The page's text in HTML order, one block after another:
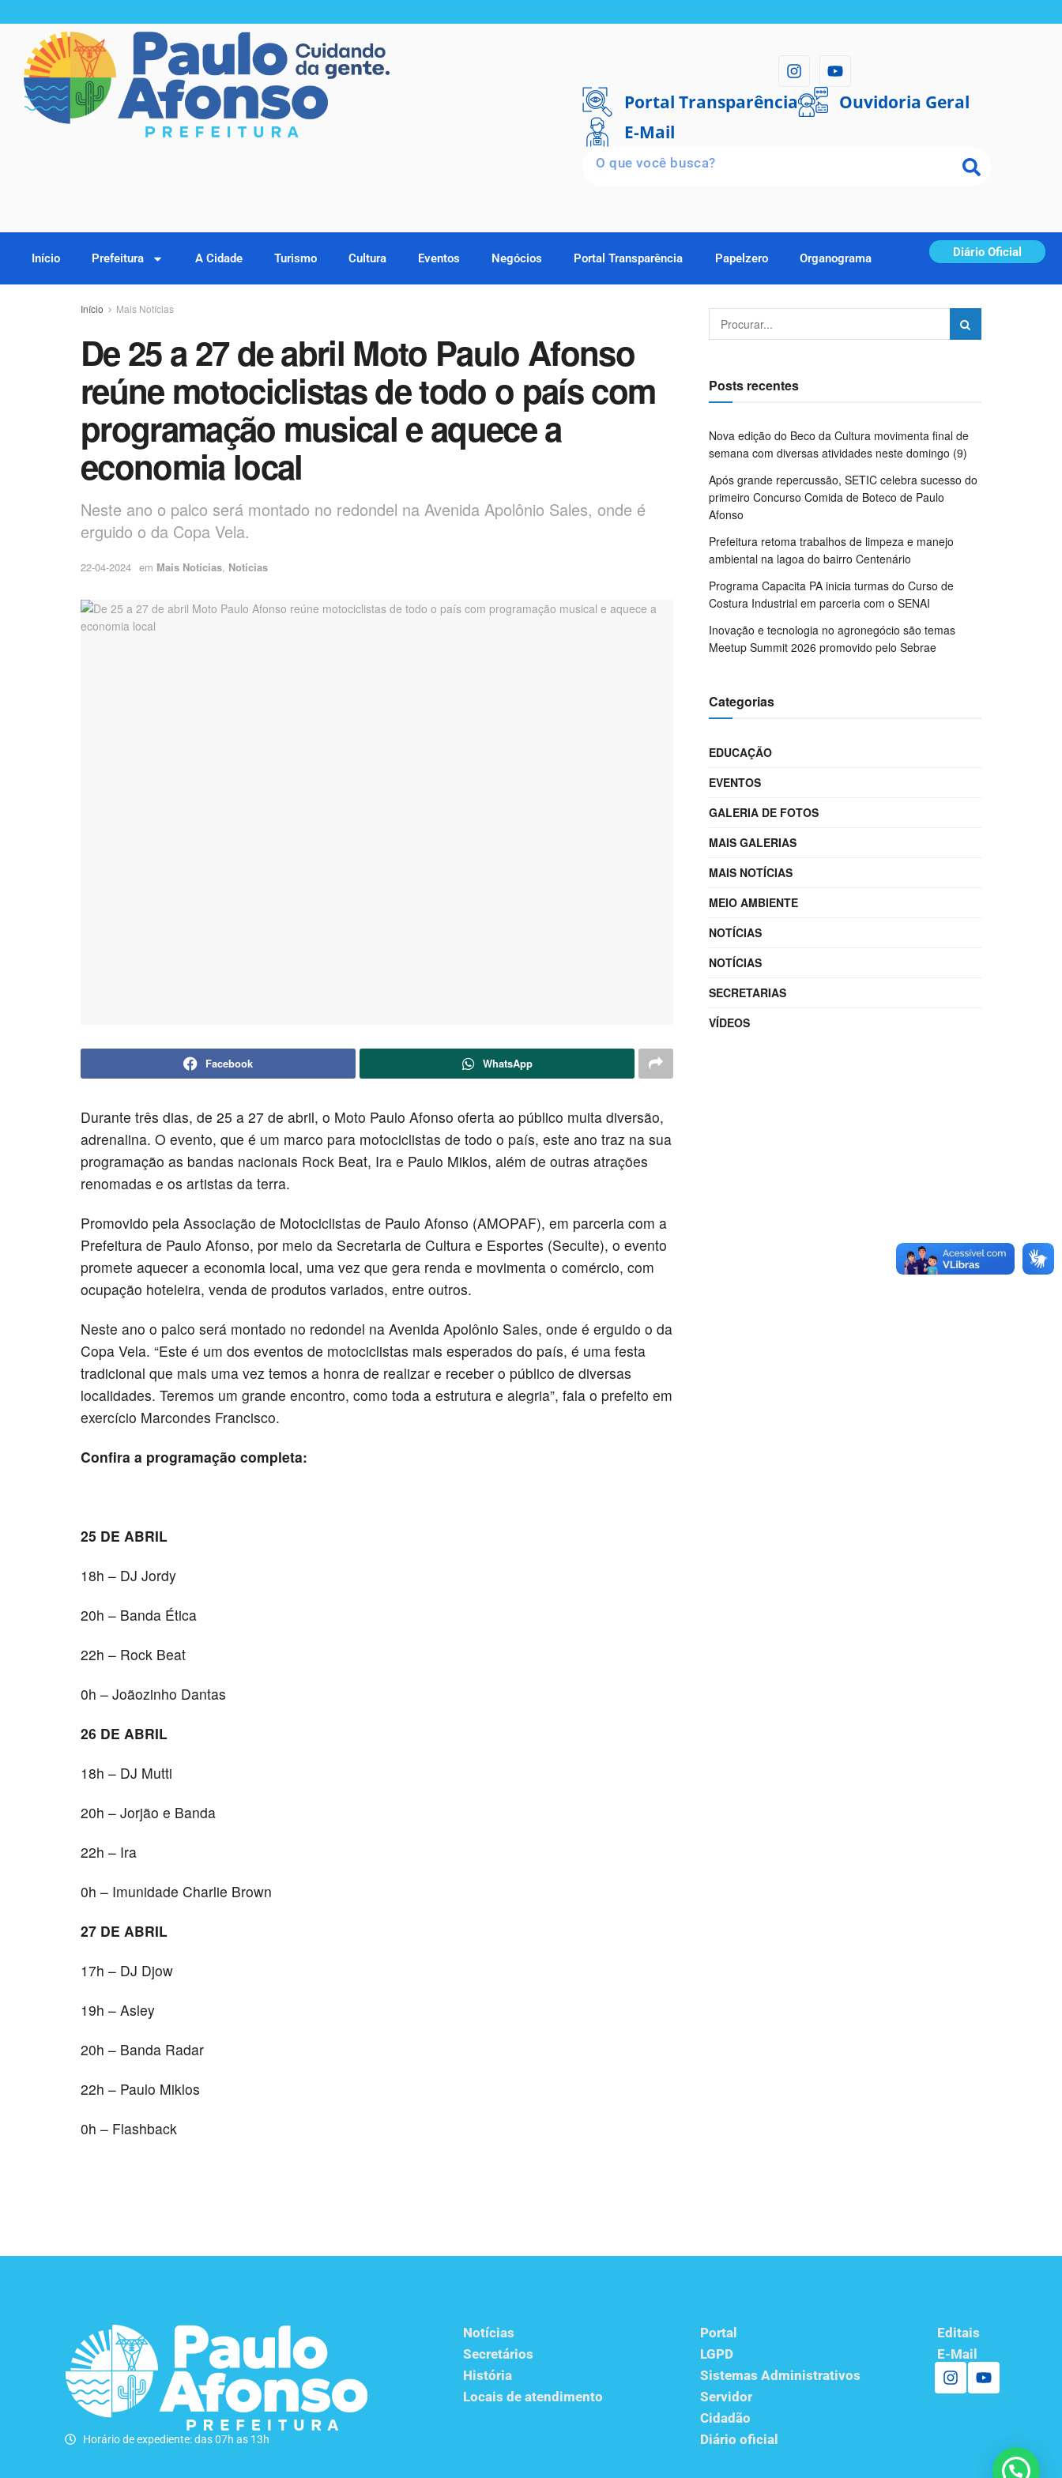
Portal Transparência
Ouvidoria Geral
E-Mail
Início Prefeitura A Cidade Turismo Cultura Eventos Negócios Portal Transparência Papelzero Organograma Diário Oficial
Início Mais Notícias
De 25 a 27 de abril Moto Paulo Afonso
reúne motociclistas de todo o país com
programação musical e aquece a
economia local
Neste ano o palco será montado no redondel na Avenida Apolônio Sales, onde é
erguido o da Copa Vela.
22-04-2024 em Mais Notícias, Notícias
Facebook WhatsApp
Durante três dias, de 25 a 27 de abril, o Moto Paulo Afonso oferta ao público muita diversão,
adrenalina. O evento, que é um marco para motociclistas de todo o país, este ano traz na sua
programação as bandas nacionais Rock Beat, Ira e Paulo Miklos, além de outras atrações
renomadas e os artistas da terra.
Promovido pela Associação de Motociclistas de Paulo Afonso (AMOPAF), em parceria com a
Prefeitura de Paulo Afonso, por meio da Secretaria de Cultura e Esportes (Seculte), o evento
promete aquecer a economia local, uma vez que gera renda e movimenta o comércio, com
ocupação hoteleira, venda de produtos variados, entre outros.
Neste ano o palco será montado no redondel na Avenida Apolônio Sales, onde é erguido o da
Copa Vela. “Este é um dos eventos de motociclistas mais esperados do país, é uma festa
tradicional que mais uma vez temos a honra de realizar e receber o público de diversas
localidades. Teremos um grande encontro, como toda a estrutura e alegria”, fala o prefeito em
exercício Marcondes Francisco.
Confira a programação completa:
25 DE ABRIL
18h – DJ Jordy
20h – Banda Ética
22h – Rock Beat
0h – Joãozinho Dantas
26 DE ABRIL
18h – DJ Mutti
20h – Jorjão e Banda
22h – Ira
0h – Imunidade Charlie Brown
27 DE ABRIL
17h – DJ Djow
19h – Asley
20h – Banda Radar
22h – Paulo Miklos
0h – Flashback
Posts recentes
Nova edição do Beco da Cultura movimenta final de
semana com diversas atividades neste domingo (9)
Após grande repercussão, SETIC celebra sucesso do
primeiro Concurso Comida de Boteco de Paulo
Afonso
Prefeitura retoma trabalhos de limpeza e manejo
ambiental na lagoa do bairro Centenário
Programa Capacita PA inicia turmas do Curso de
Costura Industrial em parceria com o SENAI
Inovação e tecnologia no agronegócio são temas
Meetup Summit 2026 promovido pelo Sebrae
Categorias
EDUCAÇÃO
EVENTOS
GALERIA DE FOTOS
MAIS GALERIAS
MAIS NOTÍCIAS
MEIO AMBIENTE
NOTÍCIAS
NOTÍCIAS
SECRETARIAS
VÍDEOS
Horário de expediente: das 07h as 13h
Notícias
Secretários
História
Locais de atendimento
Portal
LGPD
Sistemas Administrativos
Servidor
Cidadão
Diário oficial
Editais
E-Mail